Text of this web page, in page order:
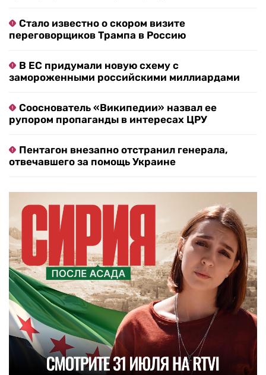
Стало известно о скором визите
переговорщиков Трампа в Россию
В ЕС придумали новую схему с
замороженными российскими миллиардами
Сооснователь «Википедии» назвал ее
рупором пропаганды в интересах ЦРУ
Пентагон внезапно отстранил генерала,
отвечавшего за помощь Украине